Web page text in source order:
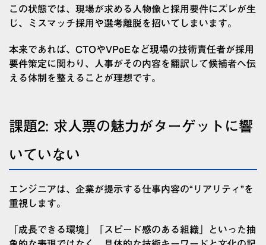
この状態では、現場が求める人物像と採用要件にズレが生
じ、ミスマッチ採用や選考離脱を招いてしまいます。
本来であれば、CTOやVPoEなど現場の技術責任者が採用
要件策定に関わり、人事がその内容を翻訳して候補者へ伝
える体制を整えることが理想です。
課題2: 求人票の魅力がターゲットに響
いていない
エンジニアは、企業が提示する仕事内容の“リアリティ”を
重視します。
「成長できる環境」「スピード感のある組織」といった抽